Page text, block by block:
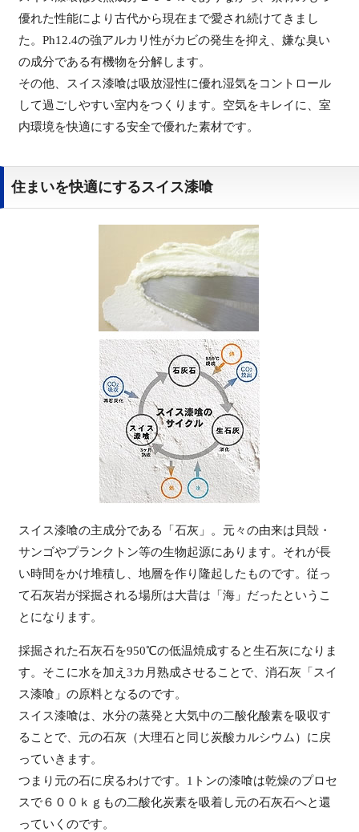
優れた性能により古代から現在まで愛され続けてきまし
た。Ph12.4の強アルカリ性がカビの発生を抑え、嫌な臭い
の成分である有機物を分解します。
その他、スイス漆喰は吸放湿性に優れ湿気をコントロール
して過ごしやすい室内をつくります。空気をキレイに、室
内環境を快適にする安全で優れた素材です。
住まいを快適にするスイス漆喰
スイス漆喰の主成分である「石灰」。元々の由来は貝殻・
サンゴやプランクトン等の生物起源にあります。それが長
い時間をかけ堆積し、地層を作り隆起したものです。従っ
て石灰岩が採掘される場所は大昔は「海」だったというこ
とになります。
採掘された石灰石を950℃の低温焼成すると生石灰になりま
す。そこに水を加え3カ月熟成させることで、消石灰「スイ
ス漆喰」の原料となるのです。
スイス漆喰は、水分の蒸発と大気中の二酸化酸素を吸収す
ることで、元の石灰（大理石と同じ炭酸カルシウム）に戻
っていきます。
つまり元の石に戻るわけです。1トンの漆喰は乾燥のプロセ
スで６００ｋｇもの二酸化炭素を吸着し元の石灰石へと還
っていくのです。